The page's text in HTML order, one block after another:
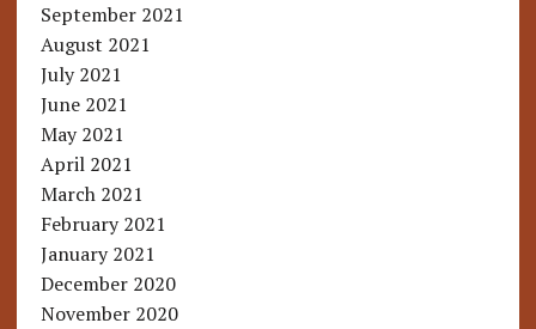
September 2021
August 2021
July 2021
June 2021
May 2021
April 2021
March 2021
February 2021
January 2021
December 2020
November 2020